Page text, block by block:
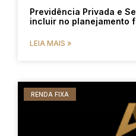
Previdência Privada e
incluir no planejamento
LEIA MAIS »
RENDA FIXA